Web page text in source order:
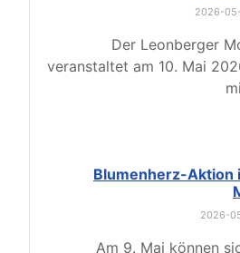
2026-
Der Leonberger
veranstaltet am 10. Mai
Blumenherz-Aktion
2026-
Am 9. Mai können